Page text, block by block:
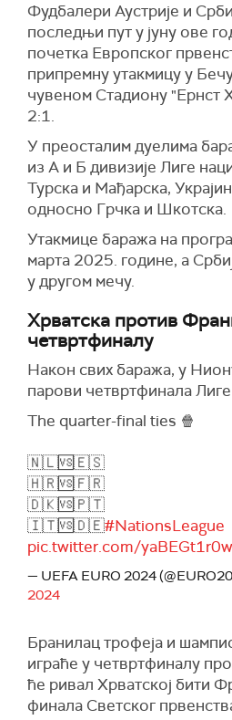
Фудбалери Аустрије и
последњи пут у јуну ове
почетка Европског
припремну утакмицу у
чувеном Стадиону "Ернст
2:1.
У преосталим дуелима
из А и Б дивизије Лиге
Турска и Мађарска,
односно Грчка и Шкотска.
Утакмице баража на
марта 2025. године, а
у другом мечу.
Хрватска против
четвртфиналу
Након свих баража, у
парови четвртфинала Лиге
The quarter-final ties 🍿
🇳🇱🆚🇪🇸
🇭🇷🆚🇫🇷
🇩🇰🆚🇵🇹
🇮🇹🆚🇩🇪#NationsLeague
pic.twitter.com/yaBEGt1r0w
— UEFA EURO 2024
2024
Бранилац трофеја и
играће у четвртфиналу
ће ривал Хрватској бити
финала Светског